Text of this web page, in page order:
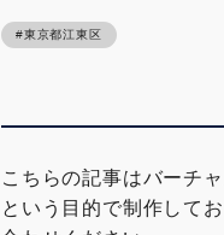
東京都江東区
こちらの記事はバーチ
という目的で制作して